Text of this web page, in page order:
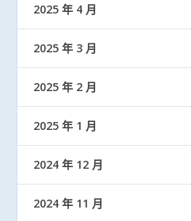
2025 年 4 月
2025 年 3 月
2025 年 2 月
2025 年 1 月
2024 年 12 月
2024 年 11 月